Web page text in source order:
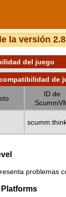
la versión
del juego
de
ID de
problemas